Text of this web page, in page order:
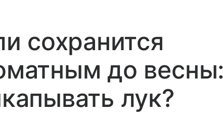
сохранится
до весны:
лук?